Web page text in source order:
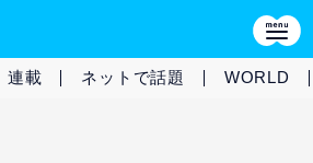
連載 ネットで話題 WORLD